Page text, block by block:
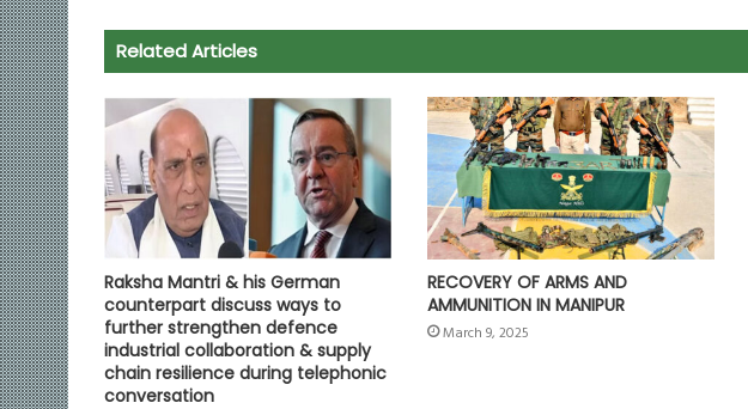
o
o
k
A
p
p
e
r
a
m
n
k
Related Articles
Raksha Mantri & his German
counterpart discuss ways to
further strengthen defence
industrial collaboration & supply
chain resilience during telephonic
conversation
RECOVERY OF ARMS AND
AMMUNITION IN MANIPUR
March 9, 2025